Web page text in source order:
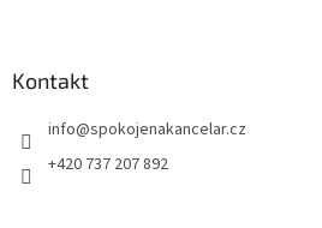
Kontakt
info@spokojenakancelar.cz
+420 737 207 892